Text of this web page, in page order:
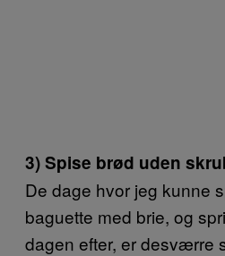
3) Spise brød uden
De dage hvor jeg kunne
baguette med brie, og
dagen efter, er desværre